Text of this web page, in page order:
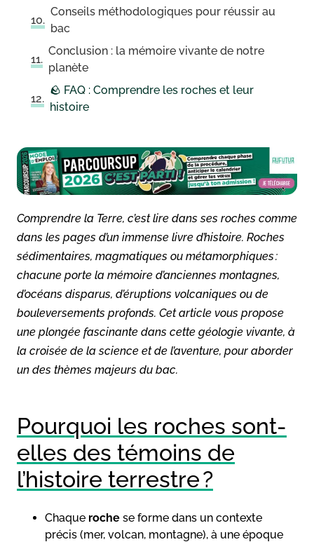
Conseils méthodologiques pour réussir au
bac
Conclusion : la mémoire vivante de notre
planète
🪨 FAQ : Comprendre les roches et leur
histoire
Comprendre la Terre, c’est lire dans ses roches comme
dans les pages d’un immense livre d’histoire. Roches
sédimentaires, magmatiques ou métamorphiques :
chacune porte la mémoire d’anciennes montagnes,
d’océans disparus, d’éruptions volcaniques ou de
bouleversements profonds. Cet article vous propose
une plongée fascinante dans cette géologie vivante, à
la croisée de la science et de l’aventure, pour aborder
un des thèmes majeurs du bac.
Pourquoi les roches sont-
elles des témoins de
l’histoire terrestre ?
Chaque roche se forme dans un contexte
précis (mer, volcan, montagne), à une époque